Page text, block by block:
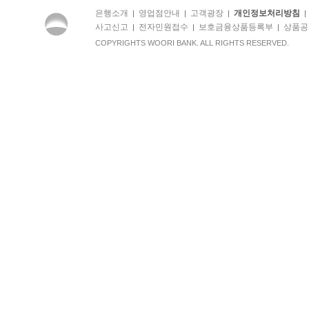
은행소개 | 영업점안내 | 고객광장| 개인정보처리방침
사고신고 | 전자민원접수 | 보호금융상품등록부 | 상품
COPYRIGHTS WOORI BANK. ALL RIGHTS RESERVED.